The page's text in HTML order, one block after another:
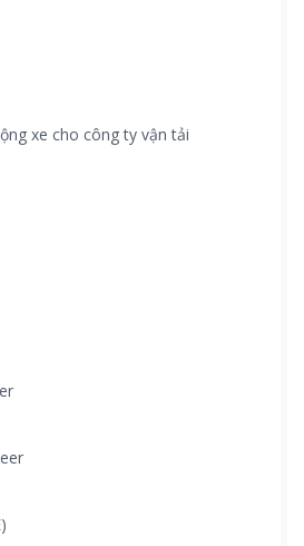
xe cho công ty vận tải